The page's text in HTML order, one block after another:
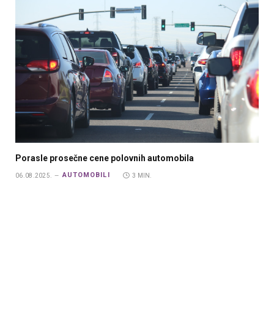
Porasle prosečne cene polovnih automobila
06.08.2025. AUTOMOBILI 3 MIN.